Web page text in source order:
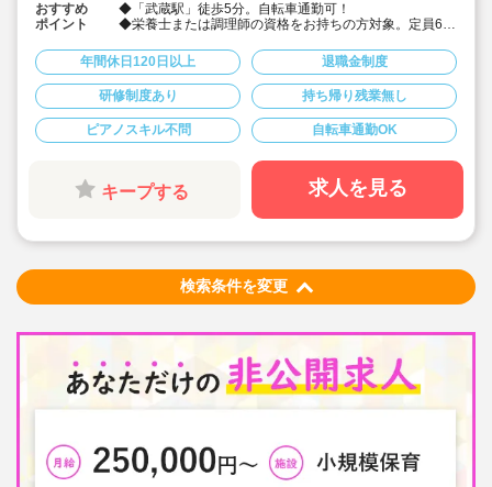
おすすめ
ポイント
◆「武蔵駅」徒歩5分。自転車通勤可！
◆栄養士または調理師の資格をお持ちの方対象。定員62
◆月給25.7万～/別途経験手当あり☆
◆年間休日123日。有給は入社時に3日+半年後に10日付
与！特別休暇も年5日でプライベート充実☆
◆借り上げ社宅制度あり！(敷金礼金なし)
◆介護休暇・産前産後休暇・育児休暇の取得率100％！
復帰率も83％♪
◆「食」の面から子ども達を支える、やりがいのあるお
年間休日120日以上 退職金制度
研修制度あり 持ち帰り残業無し
ピアノスキル不問 自転車通勤OK
キープする 求人を見る
検索条件を変更